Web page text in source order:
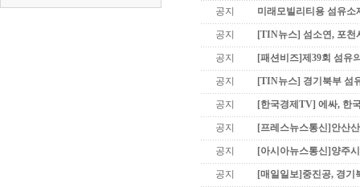
공지 미래모빌리티용 섬유소
공지 [TIN뉴스] 섬소연, 포천
공지 [패션비즈]제39회 섬유
공지 [TIN뉴스] 경기북부 섬
공지 [한국경제TV] 에싸, 한
공지 [프레스뉴스통신]안산
공지 [아시아뉴스통신]양주
공지 [매일일보]중진공, 경